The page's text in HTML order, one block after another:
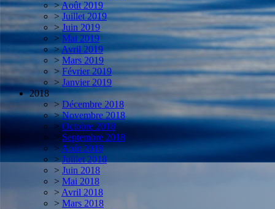
>Août 2019
> Juillet 2019
> Juin 2019
> Mai 2019
>Avril 2019
> Mars 2019
> Février 2019
> Janvier 2019
2018
> Décembre 2018
> Novembre 2018
> Octobre 2018
> Septembre 2018
>Août 2018
> Juillet 2018
> Juin 2018
> Mai 2018
> Avril 2018
> Mars 2018